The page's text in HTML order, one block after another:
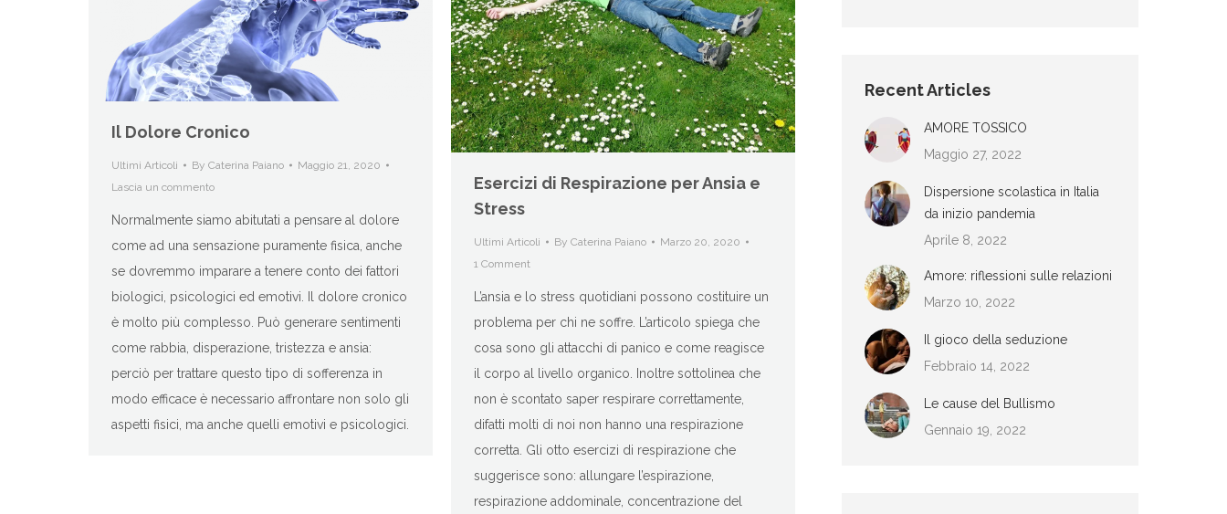
Il Dolore Cronico
Ultimi Articoli By Caterina Paiano
Maggio 21, 2020
Lascia un commento
Normalmente siamo abitutati a pensare al dolore
come ad una sensazione puramente fisica, anche
se dovremmo imparare a tenere conto dei fattori
biologici, psicologici ed emotivi. Il dolore cronico
è molto più complesso. Può generare sentimenti
come rabbia, disperazione, tristezza e ansia:
perciò per trattare questo tipo di sofferenza in
modo efficace è necessario affrontare non solo gli
aspetti fisici, ma anche quelli emotivi e psicologici.
Esercizi di Respirazione per Ansia e
Stress
Ultimi Articoli By Caterina Paiano
Marzo 20, 2020
1 Comment
L’ansia e lo stress quotidiani possono costituire un
problema per chi ne soffre. L’articolo spiega che
cosa sono gli attacchi di panico e come reagisce
il corpo al livello organico. Inoltre sottolinea che
non è scontato saper respirare correttamente,
difatti molti di noi non hanno una respirazione
corretta. Gli otto esercizi di respirazione che
suggerisce sono: allungare l’espirazione,
respirazione addominale, concentrazione del
Recent Articles
AMORE TOSSICO
Maggio 27, 2022
Dispersione scolastica in Italia
da inizio pandemia
Aprile 8, 2022
Amore: riflessioni sulle relazioni
Marzo 10, 2022
Il gioco della seduzione
Febbraio 14, 2022
Le cause del Bullismo
Gennaio 19, 2022